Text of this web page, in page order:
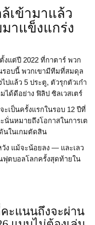
เข้ามาแล้ว
าแข็งแกร่ง
งแต่ปี 2022 ที่กาตาร์ พวก
รอบนี้ พวกเขามีทีมที่สมดุล
ปแล้ว 5 ประตู, ตัวรุกตัวเก๋า
ได้ดีอย่าง ฟิลิป ซิลเวสเตร์
ะเป็นครั้งแรกในรอบ 12 ปีที่
นหมายถึงโอกาสในการเต
นในเกมตัดสิน
ง แม้จะน้อยลง — และเลว
ฟุตบอลโลกครั้งสุดท้ายใน
ะแนนถึงจะผ่าน